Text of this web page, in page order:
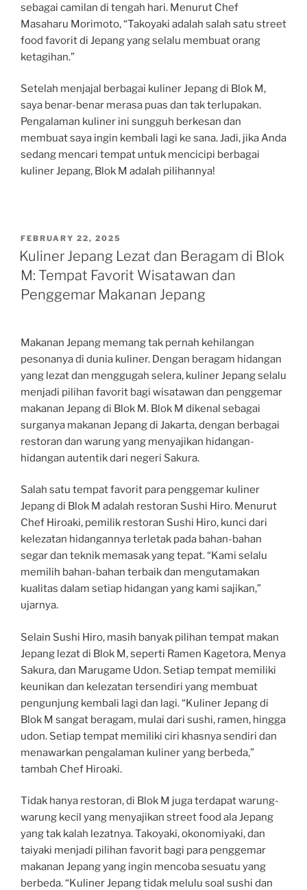
sebagai camilan di tengah hari. Menurut Chef
Masaharu Morimoto, “Takoyaki adalah salah satu street
food favorit di Jepang yang selalu membuat orang
ketagihan.”
Setelah menjajal berbagai kuliner Jepang di Blok M,
saya benar-benar merasa puas dan tak terlupakan.
Pengalaman kuliner ini sungguh berkesan dan
membuat saya ingin kembali lagi ke sana. Jadi, jika Anda
sedang mencari tempat untuk mencicipi berbagai
kuliner Jepang, Blok M adalah pilihannya!
POSTED
ON
FEBRUARY 22, 2025
Kuliner Jepang Lezat dan Beragam di Blok
M: Tempat Favorit Wisatawan dan
Penggemar Makanan Jepang
Makanan Jepang memang tak pernah kehilangan
pesonanya di dunia kuliner. Dengan beragam hidangan
yang lezat dan menggugah selera, kuliner Jepang selalu
menjadi pilihan favorit bagi wisatawan dan penggemar
makanan Jepang di Blok M. Blok M dikenal sebagai
surganya makanan Jepang di Jakarta, dengan berbagai
restoran dan warung yang menyajikan hidangan-
hidangan autentik dari negeri Sakura.
Salah satu tempat favorit para penggemar kuliner
Jepang di Blok M adalah restoran Sushi Hiro. Menurut
Chef Hiroaki, pemilik restoran Sushi Hiro, kunci dari
kelezatan hidangannya terletak pada bahan-bahan
segar dan teknik memasak yang tepat. “Kami selalu
memilih bahan-bahan terbaik dan mengutamakan
kualitas dalam setiap hidangan yang kami sajikan,”
ujarnya.
Selain Sushi Hiro, masih banyak pilihan tempat makan
Jepang lezat di Blok M, seperti Ramen Kagetora, Menya
Sakura, dan Marugame Udon. Setiap tempat memiliki
keunikan dan kelezatan tersendiri yang membuat
pengunjung kembali lagi dan lagi. “Kuliner Jepang di
Blok M sangat beragam, mulai dari sushi, ramen, hingga
udon. Setiap tempat memiliki ciri khasnya sendiri dan
menawarkan pengalaman kuliner yang berbeda,”
tambah Chef Hiroaki.
Tidak hanya restoran, di Blok M juga terdapat warung-
warung kecil yang menyajikan street food ala Jepang
yang tak kalah lezatnya. Takoyaki, okonomiyaki, dan
taiyaki menjadi pilihan favorit bagi para penggemar
makanan Jepang yang ingin mencoba sesuatu yang
berbeda. “Kuliner Jepang tidak melulu soal sushi dan